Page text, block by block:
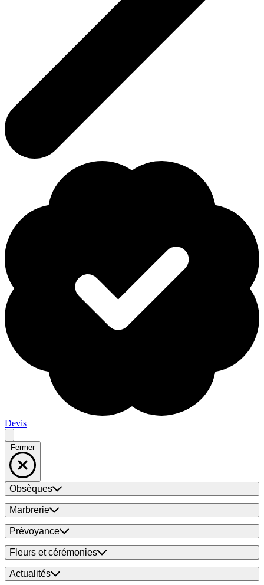
Devis
Fermer
Obsèques
Marbrerie
Prévoyance
Fleurs et cérémonies
Actualités